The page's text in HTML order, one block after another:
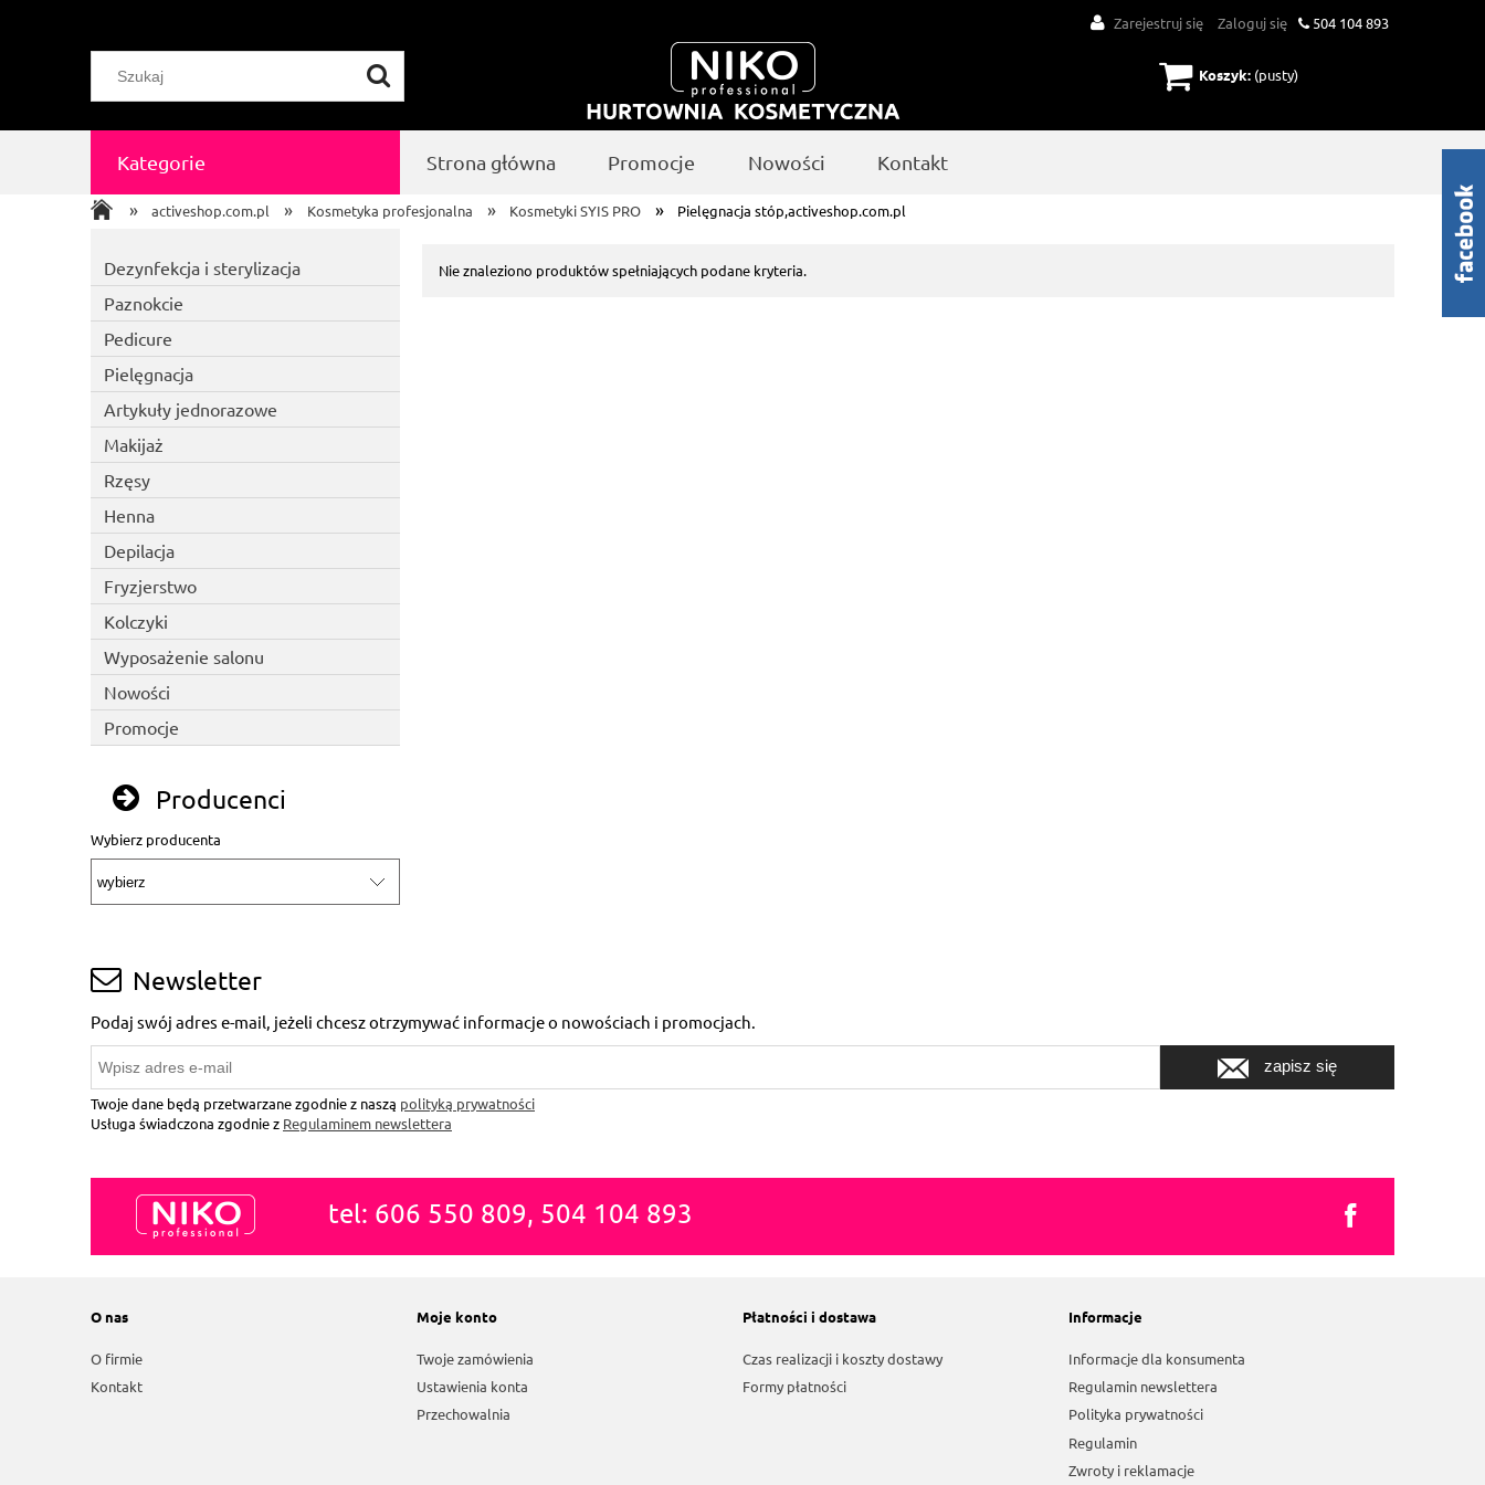
504 104 893
Zarejestruj się Zaloguj się
Koszyk: (pusty)
Kategorie Strona główna Promocje Nowości Kontakt
» activeshop.com.pl » Kosmetyka profesjonalna » Kosmetyki SYIS PRO » Pielęgnacja stóp,activeshop.com.pl
Dezynfekcja i sterylizacja
Paznokcie
Pedicure
Pielęgnacja
Artykuły jednorazowe
Makijaż
Rzęsy
Henna
Depilacja
Fryzjerstwo
Kolczyki
Wyposażenie salonu
Nowości
Promocje
Producenci
Wybierz producenta
Nie znaleziono produktów spełniających podane kryteria.
Newsletter
Podaj swój adres e-mail, jeżeli chcesz otrzymywać informacje o nowościach i promocjach.
zapisz się
Twoje dane będą przetwarzane zgodnie z naszą polityką prywatności
Usługa świadczona zgodnie z Regulaminem newslettera
tel: 606 550 809, 504 104 893
O nas
O firmie
Kontakt
Moje konto
Twoje zamówienia
Ustawienia konta
Przechowalnia
Płatności i dostawa
Czas realizacji i koszty dostawy
Formy płatności
Informacje
Informacje dla konsumenta
Regulamin newslettera
Polityka prywatności
Regulamin
Zwroty i reklamacje